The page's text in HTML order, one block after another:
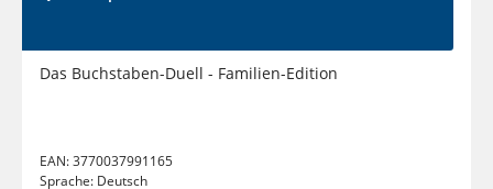
Das Buchstaben-Duell - Familien-Edition
EAN:3770037991165
Sprache: Deutsch